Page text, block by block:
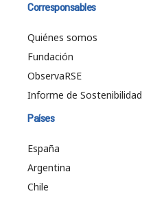
Corresponsables
Quiénes somos
Fundación
ObservaRSE
Informe de Sostenibilidad
Países
España
Argentina
Chile